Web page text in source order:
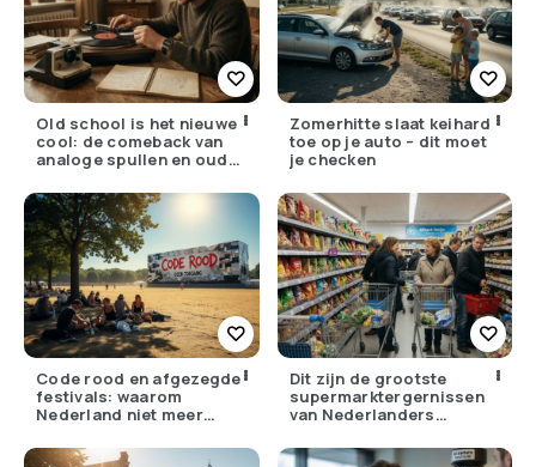
Old school is het nieuwe
cool: de comeback van
analoge spullen en oude
Zomerhitte slaat keihard
toe op je auto – dit moet
je checken
Code rood en afgezegde
festivals: waarom
Nederland niet meer
Dit zijn de grootste
supermarktergernissen
van Nederlanders